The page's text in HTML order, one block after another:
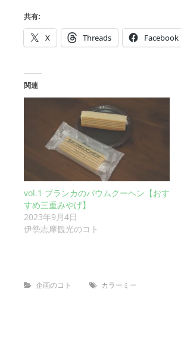
共有:
X Threads Facebook
関連
vol.1 ブランカのバウムクーヘン【おす
すめ三重みやげ】
2023年9月4日
伊勢志摩観光のコト
Categories
企画のコト Tags
カラーミー